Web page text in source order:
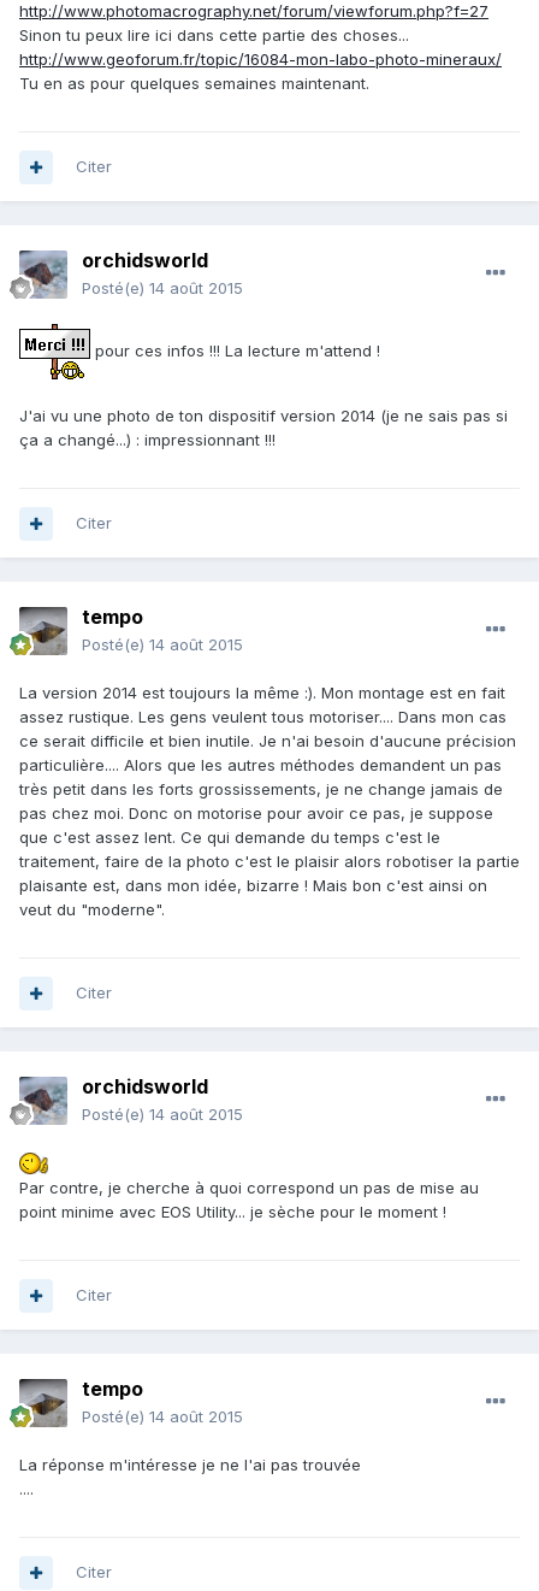
http://www.photomacrography.net/forum/viewforum.php?f=27
Sinon tu peux lire ici dans cette partie des choses...
http://www.geoforum.fr/topic/16084-mon-labo-photo-mineraux/
Tu en as pour quelques semaines maintenant.
Citer
orchidsworld
Posté(e) 14 août 2015
pour ces infos !!! La lecture m'attend !
J'ai vu une photo de ton dispositif version 2014 (je ne sais pas si
ça a changé...) : impressionnant !!!
Citer
tempo
Posté(e) 14 août 2015
La version 2014 est toujours la même :). Mon montage est en fait
assez rustique. Les gens veulent tous motoriser.... Dans mon cas
ce serait difficile et bien inutile. Je n'ai besoin d'aucune précision
particulière.... Alors que les autres méthodes demandent un pas
très petit dans les forts grossissements, je ne change jamais de
pas chez moi. Donc on motorise pour avoir ce pas, je suppose
que c'est assez lent. Ce qui demande du temps c'est le
traitement, faire de la photo c'est le plaisir alors robotiser la partie
plaisante est, dans mon idée, bizarre ! Mais bon c'est ainsi on
veut du "moderne".
Citer
orchidsworld
Posté(e) 14 août 2015
Par contre, je cherche à quoi correspond un pas de mise au
point minime avec EOS Utility... je sèche pour le moment !
Citer
tempo
Posté(e) 14 août 2015
La réponse m'intéresse je ne l'ai pas trouvée
....
Citer